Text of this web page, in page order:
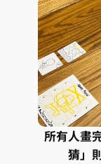
所有人畫
猜」